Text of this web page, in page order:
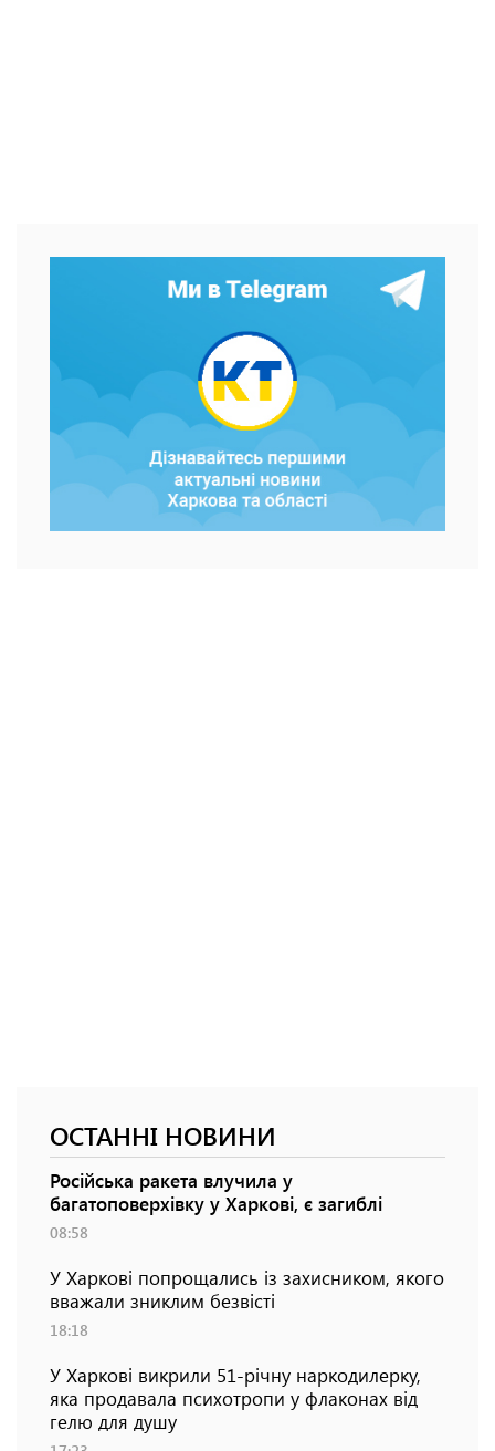
ОСТАННІ НОВИНИ
Російська ракета влучила у
багатоповерхівку у Харкові, є загиблі
08:58
У Харкові попрощались із захисником, якого
вважали зниклим безвісті
18:18
У Харкові викрили 51-річну наркодилерку,
яка продавала психотропи у флаконах від
гелю для душу